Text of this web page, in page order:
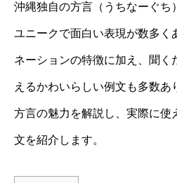
沖縄独自の方言（うちなーぐち
ユニークで面白い表現が数多く
ネーションの特徴に加え、聞く
えるかわいらしい例文も多数あ
方言の魅力を解説し、実際に使
文を紹介します。